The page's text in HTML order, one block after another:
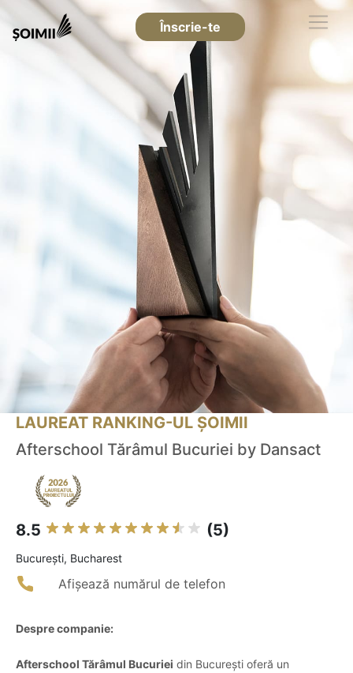
Înscrie-te
LAUREAT RANKING-UL ȘOIMII
Afterschool Tărâmul Bucuriei by Dansact
8.5 (5)
Bucureşti, Bucharest
Afișează numărul de telefon
Despre companie:
Afterschool Tărâmul Bucuriei din București oferă un